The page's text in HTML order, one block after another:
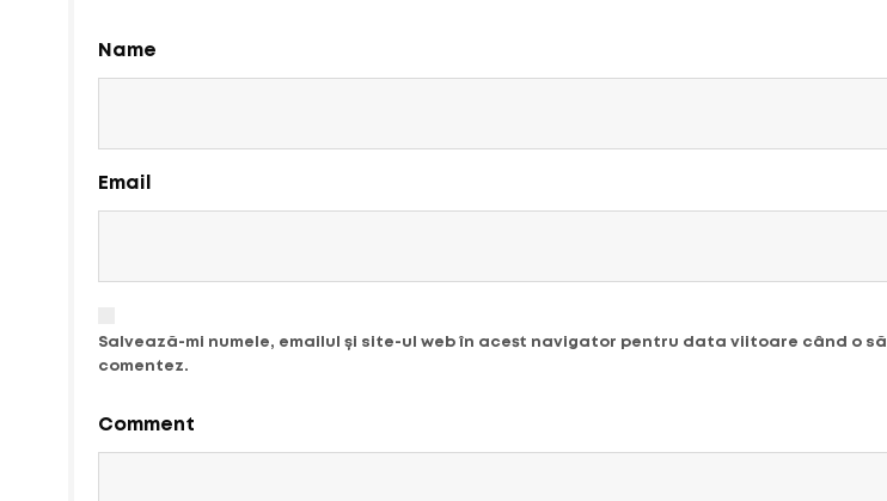
Name
Email
Salvează-mi numele, emailul și site-ul web în acest navigator pentru data viitoare când o să
comentez.
Comment